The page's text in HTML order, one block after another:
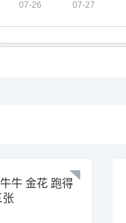
牛 金花 跑得
张